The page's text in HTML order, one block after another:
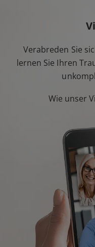
Verabreden Sie
lernen Sie Ihren
Wie unser